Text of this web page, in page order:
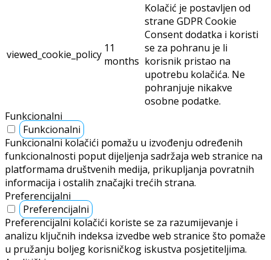
viewed_cookie_policy 11
months
Kolačić je postavljen od
strane GDPR Cookie
Consent dodatka i koristi
se za pohranu je li
korisnik pristao na
upotrebu kolačića. Ne
pohranjuje nikakve
osobne podatke.
Funkcionalni
Funkcionalni
Funkcionalni kolačići pomažu u izvođenju određenih
funkcionalnosti poput dijeljenja sadržaja web stranice na
platformama društvenih medija, prikupljanja povratnih
informacija i ostalih značajki trećih strana.
Preferencijalni
Preferencijalni
Preferencijalni kolačići koriste se za razumijevanje i
analizu ključnih indeksa izvedbe web stranice što pomaže
u pružanju boljeg korisničkog iskustva posjetiteljima.